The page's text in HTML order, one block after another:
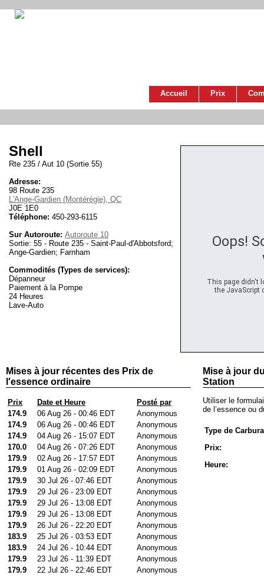
Accueil Prix
Oops!
This page didn't
the JavaScript
Shell
Rte 235 / Aut 10 (Sortie 55)
Adresse:
98 Route 235
L'Ange-Gardien (Montérégie), QC
J0E 1E0
Téléphone: 450-293-6115
Sur Autoroute: Autoroute 10
Sortie: 55 - Route 235 - Saint-Paul-d'Abbotsford;
Ange-Gardien; Farnham
Commodités (Types de services):
Dépanneur
Paiement à la Pompe
24 Heures
Lave-Auto
Mises à jour récentes des Prix de
l'essence ordinaire
Prix Date et Heure
Posté par
174.9
06 Aug 26 - 00:46 EDT
Anonymous
174.9
06 Aug 26 - 00:46 EDT
Anonymous
174.9
04 Aug 26 - 15:07 EDT
Anonymous
170.0
04 Aug 26 - 07:26 EDT
Anonymous
179.9
02 Aug 26 - 17:57 EDT
Anonymous
179.9
01 Aug 26 - 02:09 EDT
Anonymous
179.9
30 Jul 26 - 07:46 EDT
Anonymous
179.9
29 Jul 26 - 23:09 EDT
Anonymous
179.9
29 Jul 26 - 13:08 EDT
Anonymous
179.9
29 Jul 26 - 13:08 EDT
Anonymous
179.9
26 Jul 26 - 22:20 EDT
Anonymous
183.9
25 Jul 26 - 03:53 EDT
Anonymous
183.9
24 Jul 26 - 10:44 EDT
Anonymous
179.9
23 Jul 26 - 11:39 EDT
Anonymous
179.9
22 Jul 26 - 22:46 EDT Anonymous
Mise à jour
Station
Utiliser le
de l’essence ou
Type de
Prix:
Heure: